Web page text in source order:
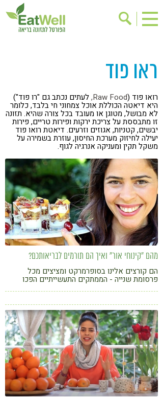
בישול בריא
ריפוי ומניעת מחלות
בריאות האישה
תוספי תזונה
מתכוני בריאות
אירועים
שינוי תזונתי
גישות בתזונה
דיאטה
ניקוי רעלים
מזונות על
ילדים
תזונה וספורט
הפרעות קשב & ריכוז
אכילה רגשית
רגישות לגלוטן
טעים להכיר
קורונה
טבעונות
ראו פוד
רואו פוד (Raw Food, לעתים נכתב גם "רו פוד")
היא דיאטה הכוללת אוכל צמחוני חי בלבד, כלומר
לא מבושל, מטוגן או מעובד בכל צורה שהיא. תזונה
זו מתבססת על צריכת ירקות ופירות טריים, פירות
יבשים, קטניות, אגוזים וזרעים. דיאטת רואו פוד
יעילה לחיזוק מערכת החיסון, עוזרת בשמירה על
משקל תקין ומעניקה אנרגיה לגוף.
מהם "קינוחי אור" ואיך הם תורמים לבריאותכם?
הם קורצים אלינו בסופרמרקט ומציצים מכל
פרסומת שנייה - הממתקים התעשייתיים הפכו
לחלק בלתי נפרד מחיינו. אבל האם באמת אנחנו
חייבים לבחור בין הנאה לבריאות? לכבוד יום
הטבעונות הבינלאומי, הכירו את קינוחי האור,
המבוססים על מתיקות טבעית ורכיבים איכותיים
מהצומח, ומאפשרים לנו להתענג על מתוק - בלי
נקיפות מצפון ועם יתרונות תזונתיים מפתיעים